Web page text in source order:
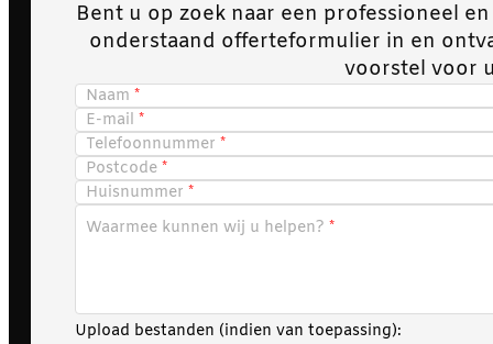
Bent u op zoek naar een professioneel
onderstaand offerteformulier in en
voorstel voor
Naam
E-mail
Telefoonnummer
Postcode
Huisnummer
Waarmee kunnen wij u helpen?
Upload bestanden (indien van toepassing):